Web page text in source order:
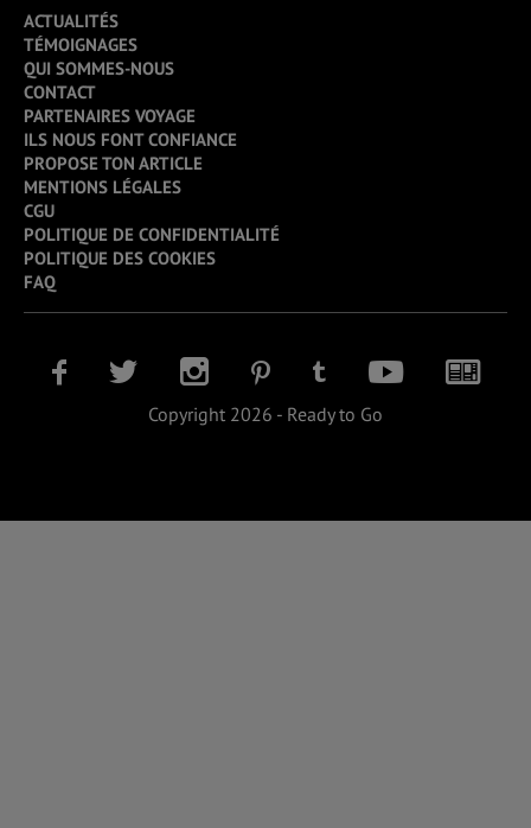
ACTUALITÉS
TÉMOIGNAGES
QUI SOMMES-NOUS
CONTACT
PARTENAIRES VOYAGE
ILS NOUS FONT CONFIANCE
PROPOSE TON ARTICLE
MENTIONS LÉGALES
CGU
POLITIQUE DE CONFIDENTIALITÉ
POLITIQUE DES COOKIES
FAQ
Copyright 2026 - Ready to Go